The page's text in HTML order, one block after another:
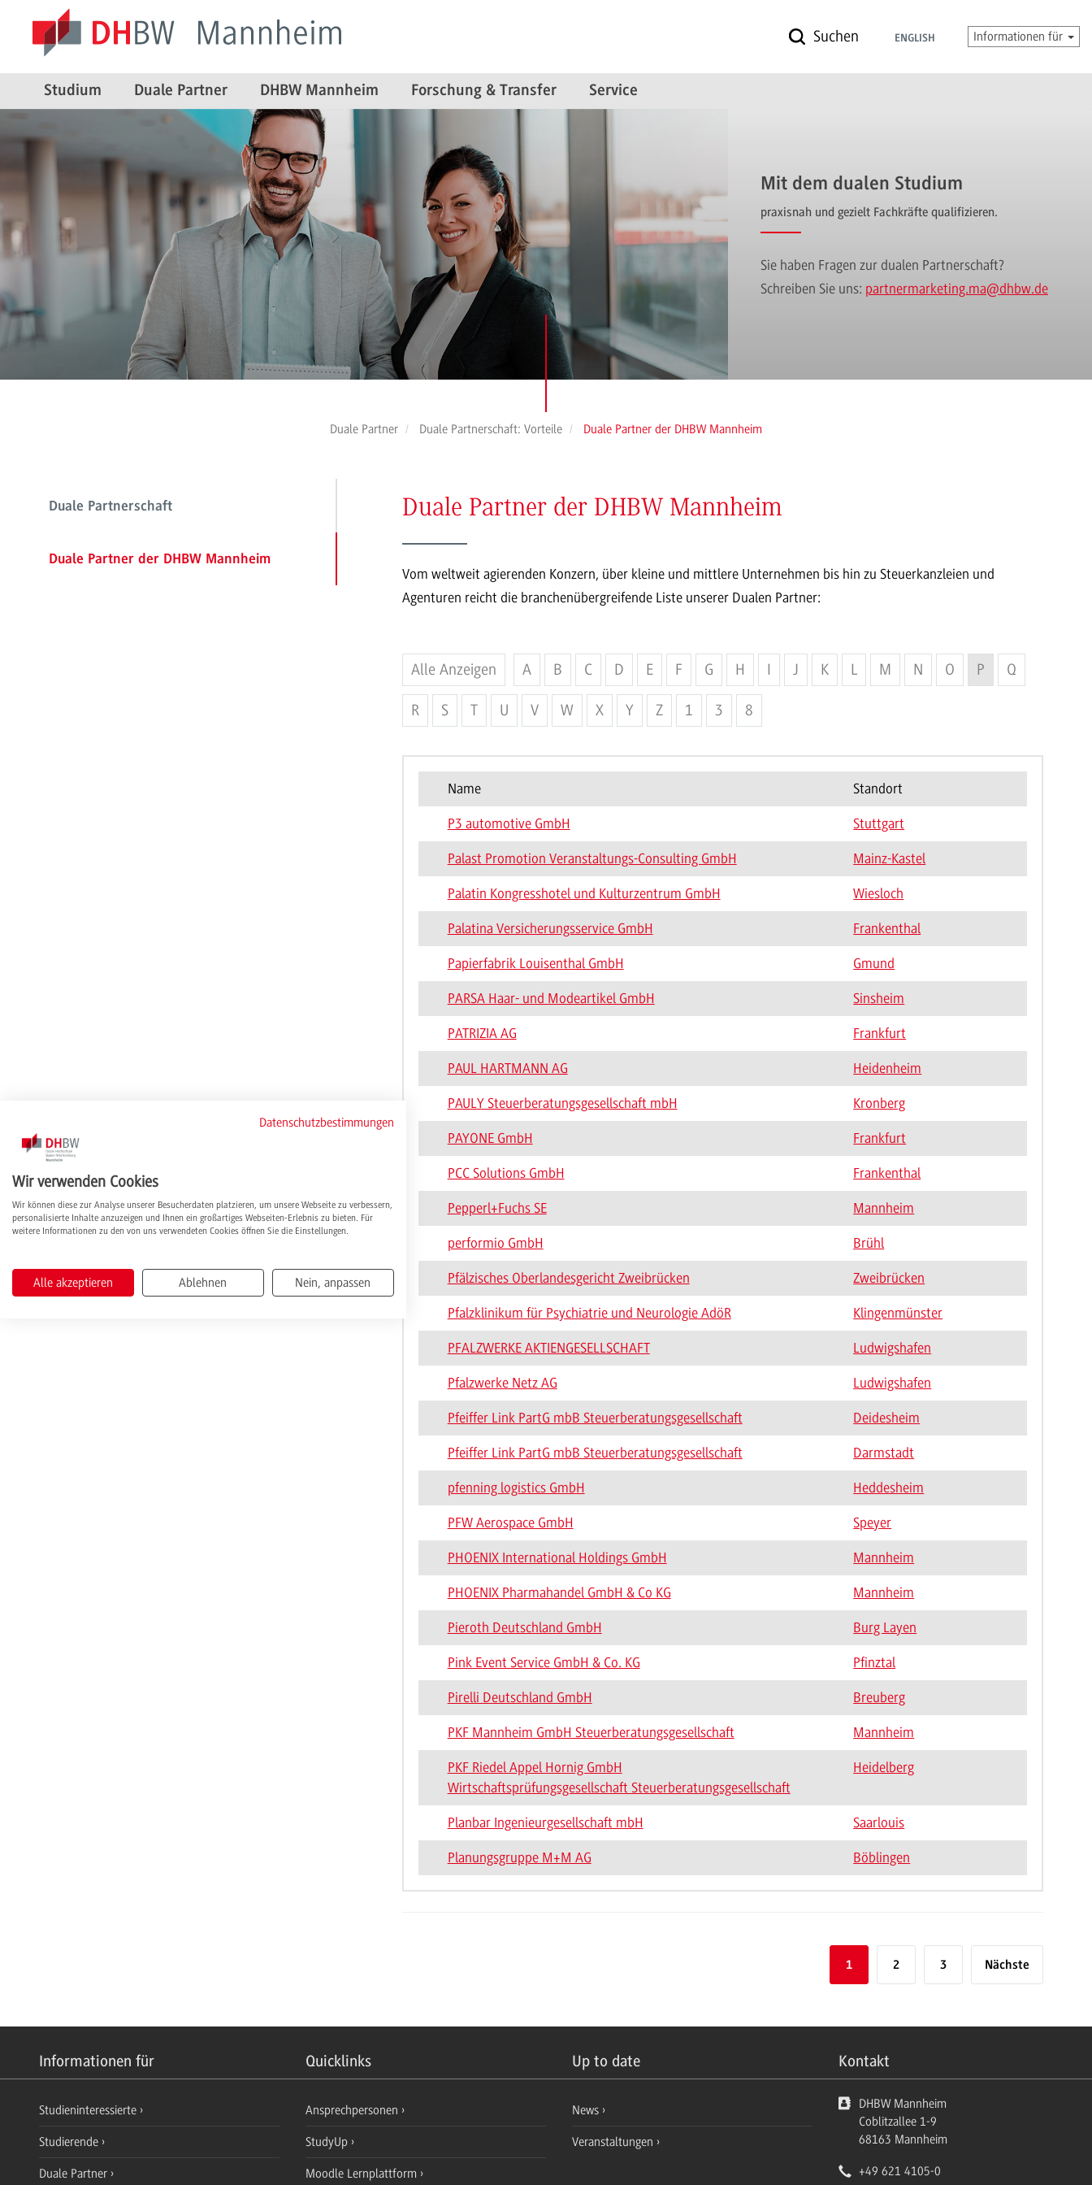
Suchen ENGLISH Informationen für
Studium Duale Partner DHBW Mannheim Forschung & Transfer Service
Mit dem dualen Studium
praxisnah und gezielt Fachkräfte qualifizieren.
Sie haben Fragen zur dualen Partnerschaft?
Schreiben Sie uns: partnermarketing.ma@dhbw.de
Duale Partner Duale Partnerschaft: Vorteile Duale Partner der DHBW Mannheim
Duale Partnerschaft
Duale Partner der DHBW Mannheim
Duale Partner der DHBW Mannheim
Vom weltweit agierenden Konzern, über kleine und mittlere Unternehmen bis hin zu Steuerkanzleien und
Agenturen reicht die branchenübergreifende Liste unserer Dualen Partner:
Alle Anzeigen A B C D E F G H I J K L M N O P Q
R S T U V W X Y Z 1 3 8
Name Standort
P3 automotive GmbH Stuttgart
Palast Promotion Veranstaltungs-Consulting GmbH Mainz-Kastel
Palatin Kongresshotel und Kulturzentrum GmbH Wiesloch
Palatina Versicherungsservice GmbH Frankenthal
Papierfabrik Louisenthal GmbH Gmund
PARSA Haar- und Modeartikel GmbH Sinsheim
PATRIZIA AG Frankfurt
PAUL HARTMANN AG Heidenheim
PAULY Steuerberatungsgesellschaft mbH Kronberg
PAYONE GmbH Frankfurt
PCC Solutions GmbH Frankenthal
Pepperl+Fuchs SE Mannheim
performio GmbH Brühl
Pfälzisches Oberlandesgericht Zweibrücken Zweibrücken
Pfalzklinikum für Psychiatrie und Neurologie AdöR Klingenmünster
PFALZWERKE AKTIENGESELLSCHAFT Ludwigshafen
Pfalzwerke Netz AG Ludwigshafen
Pfeiffer Link PartG mbB Steuerberatungsgesellschaft Deidesheim
Pfeiffer Link PartG mbB Steuerberatungsgesellschaft Darmstadt
pfenning logistics GmbH Heddesheim
PFW Aerospace GmbH Speyer
PHOENIX International Holdings GmbH Mannheim
PHOENIX Pharmahandel GmbH & Co KG Mannheim
Pieroth Deutschland GmbH Burg Layen
Pink Event Service GmbH & Co. KG Pfinztal
Pirelli Deutschland GmbH Breuberg
PKF Mannheim GmbH Steuerberatungsgesellschaft Mannheim
PKF Riedel Appel Hornig GmbH
Wirtschaftsprüfungsgesellschaft Steuerberatungsgesellschaft
Heidelberg
Planbar Ingenieurgesellschaft mbH Saarlouis
Planungsgruppe M+M AG Böblingen
1 2 3 Nächste
Informationen für Quicklinks Up to date Kontakt
Studieninteressierte
Studierende
Duale Partner
Ansprechpersonen
StudyUp
Moodle Lernplattform
News
Veranstaltungen
DHBW Mannheim
Coblitzallee 1-9
68163 Mannheim
+49 621 4105-0
Datenschutzbestimmungen
Wir verwenden Cookies
Wir können diese zur Analyse unserer Besucherdaten platzieren, um unsere Webseite zu verbessern,
personalisierte Inhalte anzuzeigen und Ihnen ein großartiges Webseiten-Erlebnis zu bieten. Für
weitere Informationen zu den von uns verwendeten Cookies öffnen Sie die Einstellungen.
Alle akzeptieren Ablehnen Nein, anpassen